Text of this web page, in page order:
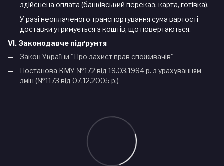
здійснена оплата (банківський переказ, карта, готівка).
У разі неоплаченого транспортування сума вартості
доставки утримується з коштів, що повертаються.
VI. Законодавче підґрунтя
Закон України "Про захист прав споживачів"
Постанова КМУ №172 від 19.03.1994 р. з урахуванням
змін (№1173 від 07.12.2005 р.)